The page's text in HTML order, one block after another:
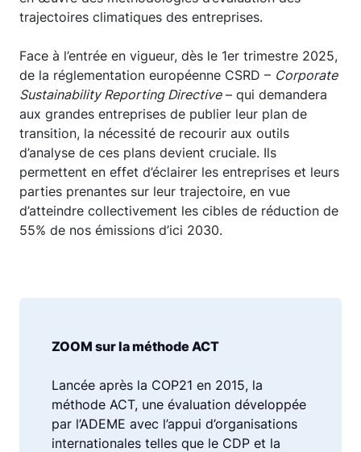
trajectoires climatiques des entreprises.
Face à l’entrée en vigueur, dès le 1er trimestre 2025,
de la réglementation européenne CSRD – Corporate
Sustainability Reporting Directive– qui demandera
aux grandes entreprises de publier leur plan de
transition, la nécessité de recourir aux outils
d’analyse de ces plans devient cruciale. Ils
permettent en effet d’éclairer les entreprises et leurs
parties prenantes sur leur trajectoire, en vue
d’atteindre collectivement les cibles de réduction de
55% de nos émissions d’ici 2030.
ZOOM sur la méthode ACT
Lancée après la COP21 en 2015, la
méthode ACT, une évaluation développée
par l’ADEME avec l’appui d’organisations
internationales telles que le CDP et la